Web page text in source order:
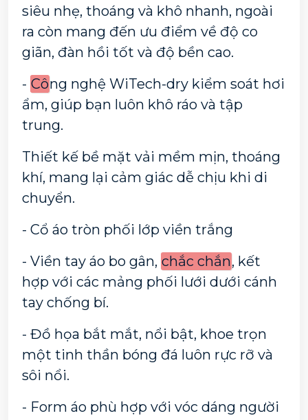
siêu nhẹ, thoáng và khô nhanh, ngoài
ra còn mang đến ưu điểm về độ co
giãn, đàn hồi tốt và độ bền cao.
- Công nghệ WiTech-dry kiểm soát hơi
ẩm, giúp bạn luôn khô ráo và tập
trung.
Thiết kế bề mặt vải mềm mịn, thoáng
khí, mang lại cảm giác dễ chịu khi di
chuyển.
- Cổ áo tròn phối lớp viền trắng
- Viền tay áo bo gân, chắc chắn, kết
hợp với các mảng phối lưới dưới cánh
tay chống bí.
- Đồ họa bắt mắt, nổi bật, khoe trọn
một tinh thần bóng đá luôn rực rỡ và
sôi nổi.
- Form áo phù hợp với vóc dáng người